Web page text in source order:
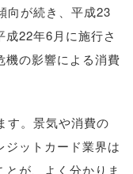
向が続き、平成23
22年6月に施行さ
機の影響による消費
す。景気や消費の
ジットカード業界は
が、よく分かりま